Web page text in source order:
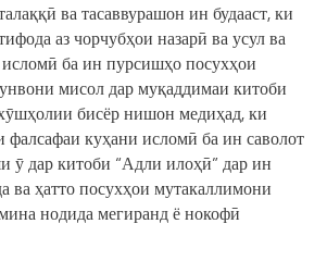
ва тасаввурашон ин будааст, ки
аз чорчубҳои назарӣ ва усул ва
ба ин пурсишҳо посухҳои
мисол дар муқаддимаи китоби
бисёр нишон медиҳад, ки
фалсафаи куҳани исломӣ ба ин саволот
ӯ дар китоби “Адли илоҳӣ” дар ин
ва ҳатто посухҳои мутакаллимони
нодида мегиранд ё нокофӣ